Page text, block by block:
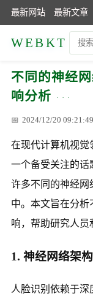
最新网站 最新文章
WEBKT
不同的神经
响分析
2024/12/20 09:21:49
在现代计算机视觉
一个备受关注的话
许多不同的神经网
中。本文旨在分
响，帮助研究人员
1. 神经网络架
人脸识别依赖于